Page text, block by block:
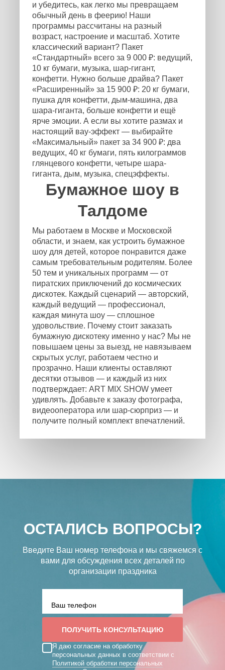
и убедитесь, как легко мы превращаем
обычный день в феерию! Наши
программы рассчитаны на разный
возраст, настроение и масштаб. Хотите
классический вариант? Пакет
«Стандартный» всего за 9 000 ₽: ведущий,
10 кг бумаги, музыка, шар-гигант,
конфетти. Нужно больше драйва? Пакет
«Расширенный» за 15 900 ₽: 20 кг бумаги,
пушка для конфетти, дым-машина, два
шара-гиганта, больше конфетти и ещё
ярче эмоции. А если вы хотите размах и
настоящий вау-эффект — выбирайте
«Максимальный» пакет за 34 900 ₽: два
ведущих, 40 кг бумаги, пять килограммов
глянцевого конфетти, четыре шара-
гиганта, дым, музыка, спецэффекты.
Бумажное шоу в
Талдоме
Мы работаем в Москве и Московской
области, и знаем, как устроить бумажное
шоу для детей, которое понравится даже
самым требовательным родителям. Более
50 тем и уникальных программ — от
пиратских приключений до космических
дискотек. Каждый сценарий — авторский,
каждый ведущий — профессионал,
каждая минута шоу — сплошное
удовольствие. Почему стоит заказать
бумажную дискотеку именно у нас? Мы не
повышаем цены за выезд, не навязываем
скрытых услуг, работаем честно и
прозрачно. Наши клиенты оставляют
десятки отзывов — и каждый из них
подтверждает: ART MIX SHOW умеет
удивлять. Добавьте к заказу фотографа,
видеооператора или шар-сюрприз — и
получите полный комплект впечатлений.
ОСТАЛИСЬ ВОПРОСЫ?
Введите Ваш номер телефона и мы свяжемся с
вами для обсуждения всех деталей по
организации праздника
Я даю согласие на обработку
персональных данных в соответствии с
Политикой обработки персональных